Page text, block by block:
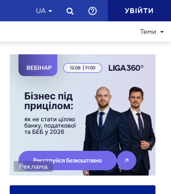
UA УВІЙТИ
Теми
Реклама